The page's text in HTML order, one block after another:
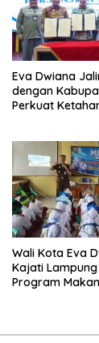
Eva Dwiana
dengan
Perkuat
Wali Kota Eva
Kajati
Program